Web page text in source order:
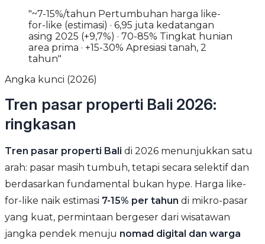
"~7-15%/tahun Pertumbuhan harga like-
for-like (estimasi) · 6,95 juta kedatangan
asing 2025 (+9,7%) · 70-85% Tingkat hunian
area prima · +15-30% Apresiasi tanah, 2
tahun"
Angka kunci (2026)
Tren pasar properti Bali 2026:
ringkasan
Tren pasar properti Bali di 2026 menunjukkan satu
arah: pasar masih tumbuh, tetapi secara selektif dan
berdasarkan fundamental bukan hype. Harga like-
for-like naik estimasi 7-15% per tahun di mikro-pasar
yang kuat, permintaan bergeser dari wisatawan
jangka pendek menuju nomad digital dan warga